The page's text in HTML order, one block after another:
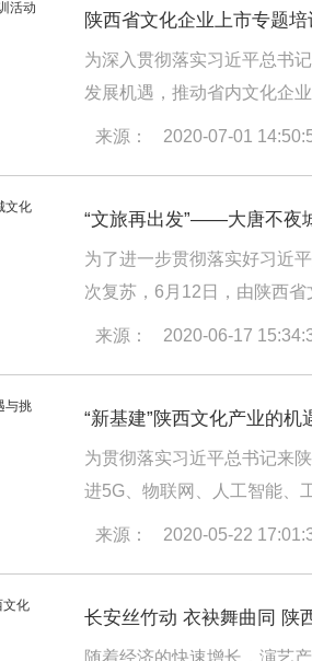
陕西省文化企业上市专题
为深入贯彻落实习近平总书
发展机遇，推动省内文化企
局、陕西证监局与深交所陕
葛淑英主持会议。【详情】
来源： 2020-07-01
“文旅再出发”——大唐不夜
为了进一步贯彻落实好习近
次复苏，6月12日，由陕西
团）有限公司承办的“文旅
来源： 2020-06-17
“新基建”陕西文化产业的
为贯彻落实习近平总书记来
进5G、物联网、人工智能、
中如何依托“新基建”加速推
会。【详情】
来源： 2020-05-22
长安丝竹动 衣袂舞曲同 陕
随着经济的快速增长，演艺